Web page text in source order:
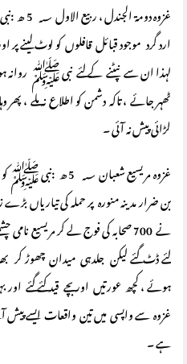
غزوہ
ارد گرد موجود قبائل قافلوں کو لوٹ لینے پر
لہذا ان سے نپٹنے کے لئے نبی ﷺ
ٹھہر جائے ، تاکہ دشمن کو اطلاع نہ ملے ، پھر
لڑائی پیش نہ آئی ۔
غزوہ مریسیع شعبان
بن ضرار مدینہ منورہ پر حملہ کی
نے 700 صحابہ کی فوج لے کر مریسیع
لئے ڈٹ گئے لیکن جلدہی میدان چھوڑ
ہوئے ، کچھ عورتیں اور بچے قید کئے گئے
غزوہ سے واپسی میں تین واقعات ایسے
ہے ۔